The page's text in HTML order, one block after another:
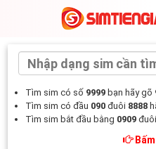
Tìm sim có số 9999 bạn hãy gõ
Tìm sim có đầu 090 đuôi 8888
Tìm sim bắt đầu bằng 0909